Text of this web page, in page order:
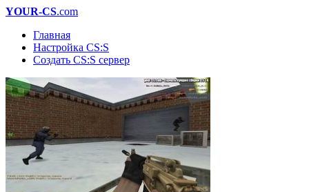
YOUR-CS.com
Главная
Настройка CS:S
Создать CS:S сервер